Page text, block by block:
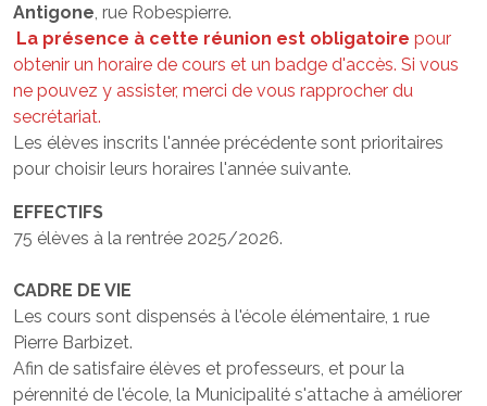
Antigone, rue Robespierre.
La présence à cette réunion est obligatoire pour
obtenir un horaire de cours et un badge d'accès. Si vous
ne pouvez y assister, merci de vous rapprocher du
secrétariat.
Les élèves inscrits l'année précédente sont prioritaires
pour choisir leurs horaires l'année suivante.
EFFECTIFS
75 élèves à la rentrée 2025/2026.
CADRE DE VIE
Les cours sont dispensés à l'école élémentaire, 1 rue
Pierre Barbizet.
Afin de satisfaire élèves et professeurs, et pour la
pérennité de l'école, la Municipalité s'attache à améliorer